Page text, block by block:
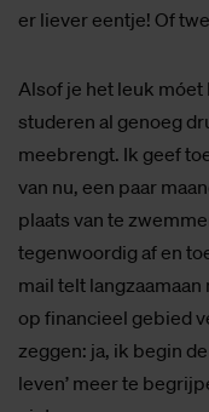
er liever eentje! Of
Alsof je het leuk
studeren al genoeg
meebrengt. Ik geef
van nu, een paar
plaats van te
tegenwoordig af en
mail telt
op financieel gebied
zeggen: ja, ik begin
leven’ meer te